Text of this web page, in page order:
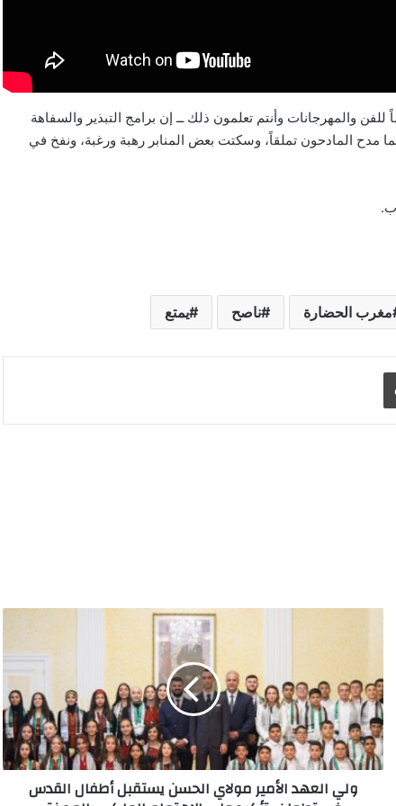
والمهرجانات وأنتم تعلمون ذلك ــ إن برامج التبذير والسفاهة
مهما مدح المادحون تملقاً، وسكتت بعض المنابر رهبة ورغبة، ونفخ في
مغرب الحضارة ناصح يمتع
اطبع
الحسن
يستقبل
أطفال
القدس
في
تطوان..ولي العهد الأمير مولاي الحسن يستقبل أطفال القدس